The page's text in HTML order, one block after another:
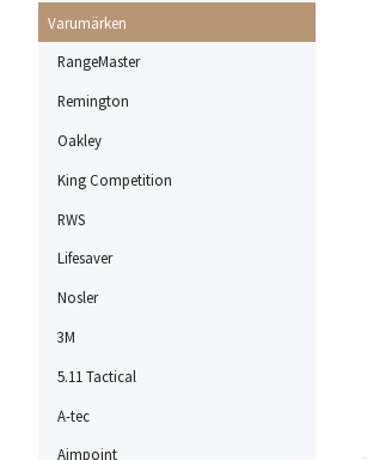
Varumärken
RangeMaster
Remington
Oakley
King Competition
RWS
Lifesaver
Nosler
3M
5.11 Tactical
A-tec
Aimpoint